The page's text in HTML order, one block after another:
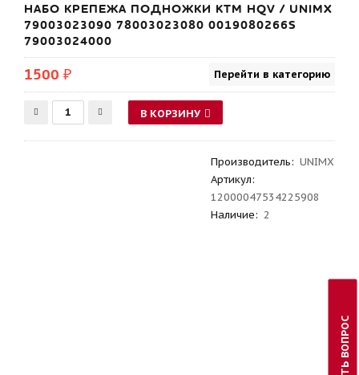
НАБО КРЕПЕЖА ПОДНОЖКИ KTM HQV / UNIMX
79003023090 78003023080 0019080266S
79003024000
1500 ₽ Перейти в категорию
В КОРЗИНУ
Производитель: UNIMX
Артикул:
12000047534225908
Наличие: 2